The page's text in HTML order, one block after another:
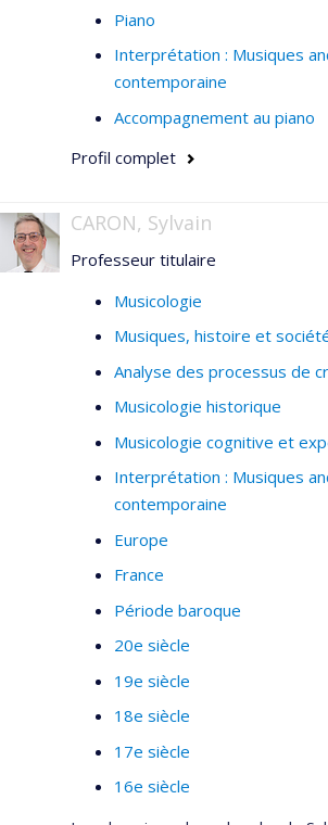
Piano
Interprétation : Musiques
contemporaine
Accompagnement au piano
Profil complet
CARON, Sylvain
Professeur titulaire
Musicologie
Musiques, histoire et
Analyse des processus de
Musicologie historique
Musicologie cognitive et
Interprétation : Musiques
contemporaine
Europe
France
Période baroque
20e siècle
19e siècle
18e siècle
17e siècle
16e siècle